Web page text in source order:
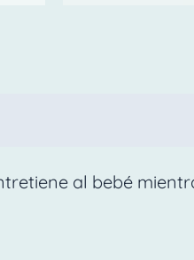
al bebé